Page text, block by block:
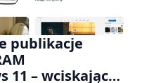
publikacje
11 – wciskając